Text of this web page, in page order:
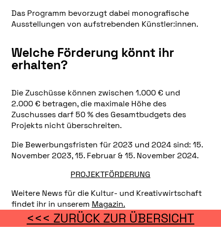
Das Programm bevorzugt dabei monografische
Ausstellungen von aufstrebenden Künstler:innen.
Welche Förderung könnt ihr
erhalten?
Die Zuschüsse können zwischen 1.000 € und
2.000 € betragen, die maximale Höhe des
Zuschusses darf 50 % des Gesamtbudgets des
Projekts nicht überschreiten.
Die Bewerbungsfristen für 2023 und 2024 sind: 15.
November 2023, 15. Februar & 15. November 2024.
PROJEKTFÖRDERUNG
Weitere News für die Kultur- und Kreativwirtschaft
findet ihr in unserem Magazin.
<<< ZURÜCK ZUR ÜBERSICHT